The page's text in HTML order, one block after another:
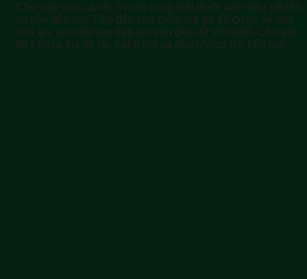
Cho ngó sen, cà rốt, ớt vào cùng một tô rồi rưới đều sốt lên
và trộn đều tay. Tiếp đến cho thêm thịt gà đã được xé nhỏ
vừa ăn, rau răm vào tiếp tục trộn đều để sốt thấm. Cho gỏi
đã trộn ra đĩa rồi rắc hành phi và đậu phộng lên trên mặt.